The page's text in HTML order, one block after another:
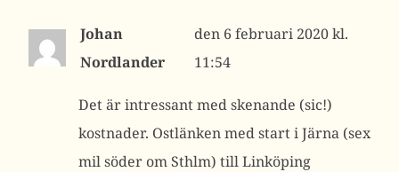
Johan
Nordlander
6 februari 2020 kl.
11:54
Det är intressant med skenande (sic!)
kostnader. Ostlänken med start i Järna (sex
mil söder om Sthlm) till Linköping